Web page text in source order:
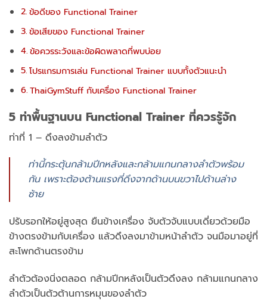
ข้อดีของ Functional Trainer
ข้อเสียของ Functional Trainer
ข้อควรระวังและข้อผิดพลาดที่พบบ่อย
โปรแกรมการเล่น Functional Trainer แบบทั้งตัวแนะนำ
ThaiGymStuff กับเครื่อง Functional Trainer
5 ท่าพื้นฐานบน Functional Trainer ที่ควรรู้จัก
ท่าที่ 1 – ดึงลงข้ามลำตัว
ท่านี้กระตุ้นกล้ามปีกหลังและกล้ามแกนกลางลำตัวพร้อม
กัน เพราะต้องต้านแรงที่ดึงจากด้านบนขวาไปด้านล่าง
ซ้าย
ปรับรอกให้อยู่สูงสุด ยืนข้างเครื่อง จับตัวจับแบบเดี่ยวด้วยมือ
ข้างตรงข้ามกับเครื่อง แล้วดึงลงมาข้ามหน้าลำตัว จนมือมาอยู่ที่
สะโพกด้านตรงข้าม
ลำตัวต้องนิ่งตลอด กล้ามปีกหลังเป็นตัวดึงลง กล้ามแกนกลาง
ลำตัวเป็นตัวต้านการหมุนของลำตัว